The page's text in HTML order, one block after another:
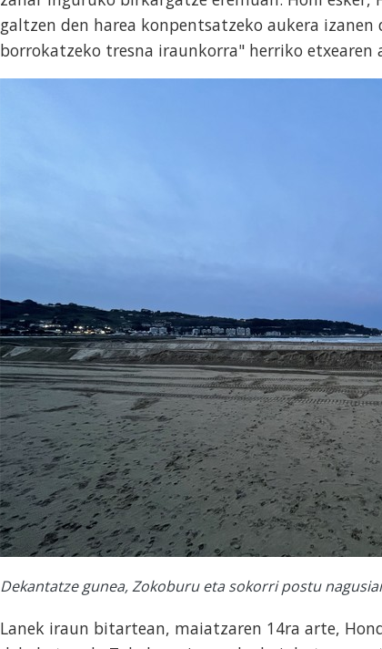
galtzen den harea konpentsatzeko aukera
borrokatzeko tresna iraunkorra" herriko etxearen
Dekantatze gunea, Zokoburu eta sokorri postu
Lanek iraun bitartean, maiatzaren 14ra arte,